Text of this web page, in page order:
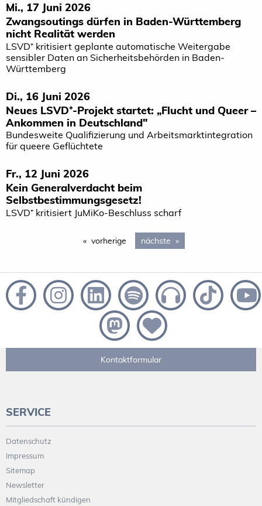
Mi., 17 Juni 2026
Zwangsoutings dürfen in Baden-Württemberg
nicht Realität werden
LSVD⁺ kritisiert geplante automatische Weitergabe
sensibler Daten an Sicherheitsbehörden in Baden-
Württemberg
Di., 16 Juni 2026
Neues LSVD⁺-Projekt startet: „Flucht und Queer –
Ankommen in Deutschland"
Bundesweite Qualifizierung und Arbeitsmarktintegration
für queere Geflüchtete
Fr., 12 Juni 2026
Kein Generalverdacht beim
Selbstbestimmungsgesetz!
LSVD⁺ kritisiert JuMiKo-Beschluss scharf
vorherige pagenächste page 2
Kontaktformular
SERVICE
Datenschutz
Impressum
Sitemap
Newsletter
Mitgliedschaft kündigen